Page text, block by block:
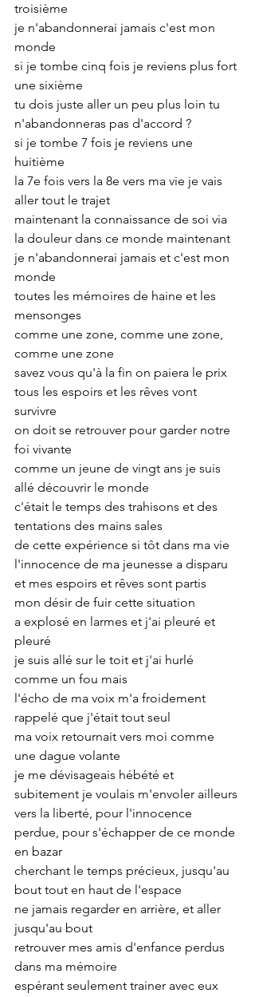
troisième
je n'abandonnerai jamais c'est mon
monde
si je tombe cinq fois je reviens plus fort
une sixième
tu dois juste aller un peu plus loin tu
n'abandonneras pas d'accord ?
si je tombe 7 fois je reviens une
huitième
la 7e fois vers la 8e vers ma vie je vais
aller tout le trajet
maintenant la connaissance de soi via
la douleur dans ce monde maintenant
je n'abandonnerai jamais et c'est mon
monde
toutes les mémoires de haine et les
mensonges
comme une zone, comme une zone,
comme une zone
savez vous qu'à la fin on paiera le prix
tous les espoirs et les rêves vont
survivre
on doit se retrouver pour garder notre
foi vivante
comme un jeune de vingt ans je suis
allé découvrir le monde
c'était le temps des trahisons et des
tentations des mains sales
de cette expérience si tôt dans ma vie
l'innocence de ma jeunesse a disparu
et mes espoirs et rêves sont partis
mon désir de fuir cette situation
a explosé en larmes et j'ai pleuré et
pleuré
je suis allé sur le toit et j'ai hurlé
comme un fou mais
l'écho de ma voix m'a froidement
rappelé que j'était tout seul
ma voix retournait vers moi comme
une dague volante
je me dévisageais hébété et
subitement je voulais m'envoler ailleurs
vers la liberté, pour l'innocence
perdue, pour s'échapper de ce monde
en bazar
cherchant le temps précieux, jusqu'au
bout tout en haut de l'espace
ne jamais regarder en arrière, et aller
jusqu'au bout
retrouver mes amis d'enfance perdus
dans ma mémoire
espérant seulement trainer avec eux